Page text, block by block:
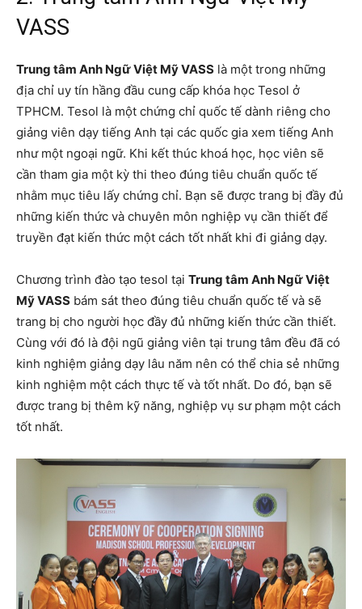
VASS
Trung tâm Anh Ngữ Việt Mỹ VASS là một trong những
địa chỉ uy tín hầng đầu cung cấp khóa học Tesol ở
TPHCM. Tesol là một chứng chỉ quốc tế dành riêng cho
giảng viên dạy tiếng Anh tại các quốc gia xem tiếng Anh
như một ngoại ngữ. Khi kết thúc khoá học, học viên sẽ
cần tham gia một kỳ thi theo đúng tiêu chuẩn quốc tế
nhằm mục tiêu lấy chứng chỉ. Bạn sẽ được trang bị đầy đủ
những kiến thức và chuyên môn nghiệp vụ cần thiết để
truyền đạt kiến thức một cách tốt nhất khi đi giảng dạy.
Chương trình đào tạo tesol tại Trung tâm Anh Ngữ Việt
Mỹ VASS bám sát theo đúng tiêu chuẩn quốc tế và sẽ
trang bị cho người học đầy đủ những kiến thức cần thiết.
Cùng với đó là đội ngũ giảng viên tại trung tâm đều đã có
kinh nghiệm giảng dạy lâu năm nên có thể chia sẻ những
kinh nghiệm một cách thực tế và tốt nhất. Do đó, bạn sẽ
được trang bị thêm kỹ năng, nghiệp vụ sư phạm một cách
tốt nhất.